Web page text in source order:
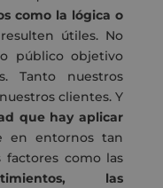
como la lógica o
útiles. No
público objetivo
Tanto nuestros
clientes. Y
que hay aplicar
en entornos tan
como las
las